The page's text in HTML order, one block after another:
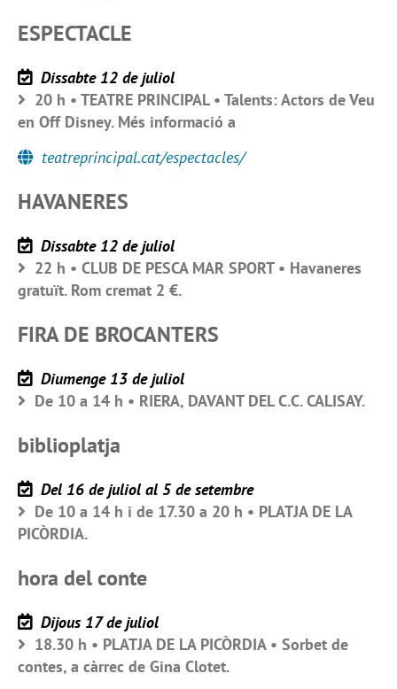
ESPECTACLE
Dissabte 12 de juliol
20 h • TEATRE PRINCIPAL • Talents: Actors de Veu
en Off Disney. Més informació a
teatreprincipal.cat/espectacles/
HAVANERES
Dissabte 12 de juliol
22 h • CLUB DE PESCA MAR SPORT • Havaneres
gratuït. Rom cremat 2 €.
FIRA DE BROCANTERS
Diumenge 13 de juliol
De 10 a 14 h • RIERA, DAVANT DEL C.C. CALISAY.
biblioplatja
Del 16 de juliol al 5 de setembre
De 10 a 14 h i de 17.30 a 20 h • PLATJA DE LA
PICÒRDIA.
hora del conte
Dijous 17 de juliol
18.30 h • PLATJA DE LA PICÒRDIA • Sorbet de
contes, a càrrec de Gina Clotet.